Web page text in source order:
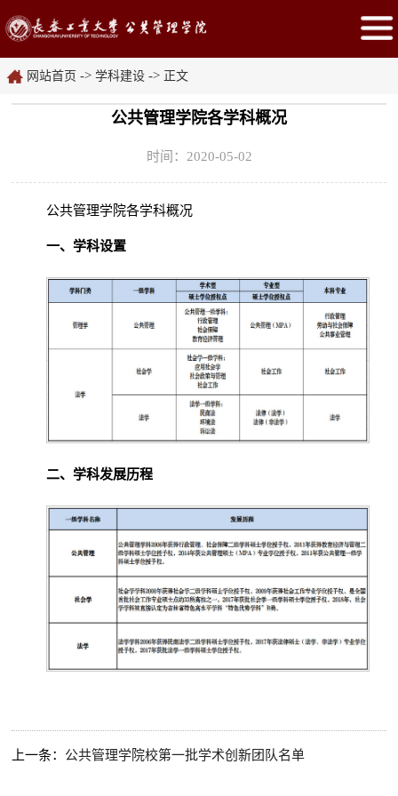
网站首页 -> 学科建设 -> 正文
公共管理学院各学科概况
时间：2020-05-02
公共管理学院各学科概况
一、学科设置
二、学科发展历程
上一条： 公共管理学院校第一批学术创新团队名单